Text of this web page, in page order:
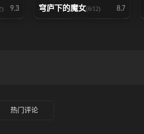
) 9.3 穹庐下的魔女(6/12) 8.7
热门评论